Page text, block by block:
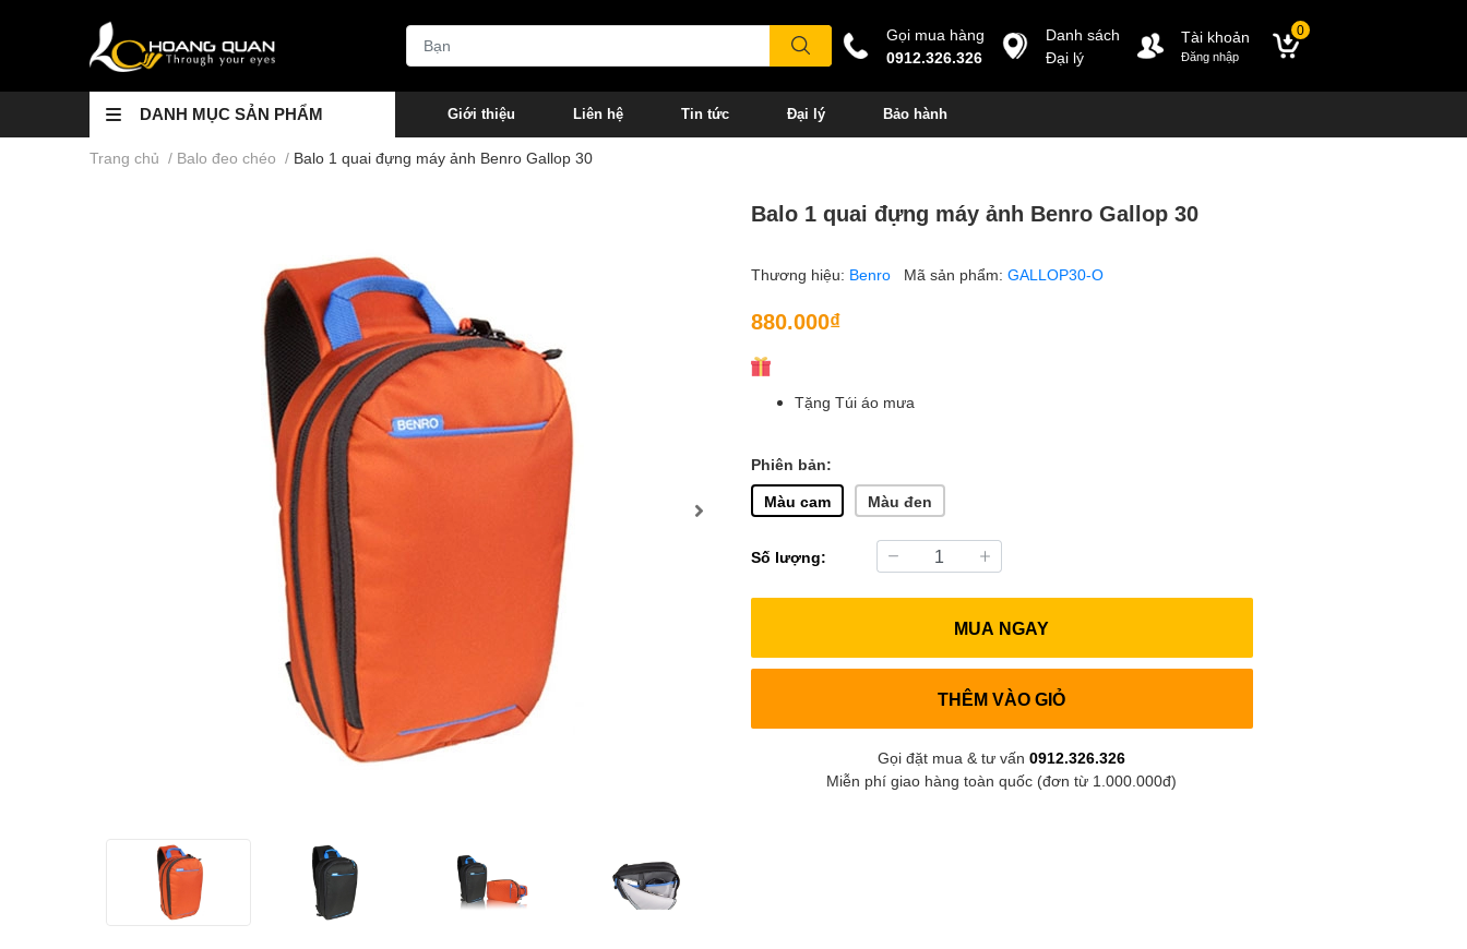
Gọi mua hàng
0912.326.326
Danh sách
Đại lý
Tài khoản
Đăng nhập
0
DANH MỤC SẢN PHẨM Giới thiệu Liên hệ Tin tức Đại lý Bảo hành
Trang chủ / Balo đeo chéo / Balo 1 quai đựng máy ảnh Benro Gallop 30
Balo 1 quai đựng máy ảnh Benro Gallop 30
Thương hiệu: Benro Mã sản phẩm: GALLOP30-O
880.000₫
Tặng Túi áo mưa
Phiên bản:
Màu cam
Màu đen
Số lượng:
MUA NGAY
THÊM VÀO GIỎ
Gọi đặt mua & tư vấn0912.326.326
Miễn phí giao hàng toàn quốc (đơn từ 1.000.000đ)